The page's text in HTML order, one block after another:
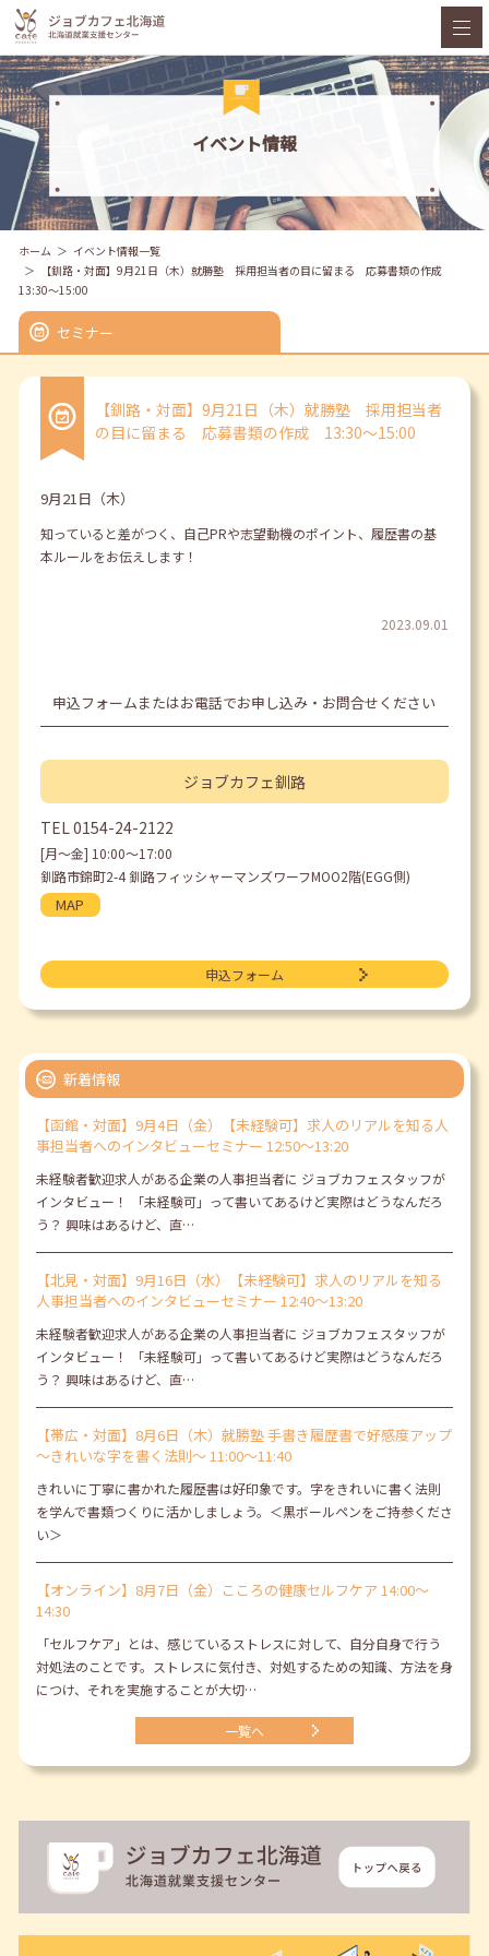
イベント情報
ホーム
イベント情報一覧
【釧路・対面】9月21日（木）就勝塾 採用担当者の目に留まる 応募書類の作成
13:30～15:00
セミナー
【釧路・対面】9月21日（木）就勝塾 採用担当者
の目に留まる 応募書類の作成 13:30～15:00
9月21日（木）
知っていると差がつく、自己PRや志望動機のポイント、履歴書の基
本ルールをお伝えします！
2023.09.01
申込フォームまたはお電話でお申し込み・お問合せください
ジョブカフェ釧路
TEL0154-24-2122
[月〜金] 10:00〜17:00
釧路市錦町2-4 釧路フィッシャーマンズワーフMOO2階(EGG側)
MAP
申込フォーム
新着情報
【函館・対面】9月4日（金）【未経験可】求人のリアルを知る人
事担当者へのインタビューセミナー 12:50～13:20
未経験者歓迎求人がある企業の人事担当者に ジョブカフェスタッフが
インタビュー！ 「未経験可」って書いてあるけど実際はどうなんだろ
う？ 興味はあるけど、直…
【北見・対面】9月16日（水）【未経験可】求人のリアルを知る
人事担当者へのインタビューセミナー 12:40～13:20
未経験者歓迎求人がある企業の人事担当者に ジョブカフェスタッフが
インタビュー！ 「未経験可」って書いてあるけど実際はどうなんだろ
う？ 興味はあるけど、直…
【帯広・対面】8月6日（木）就勝塾 手書き履歴書で好感度アップ
～きれいな字を書く法則～ 11:00～11:40
きれいに丁寧に書かれた履歴書は好印象です。字をきれいに書く法則
を学んで書類つくりに活かしましょう。＜黒ボールペンをご持参くださ
い＞
【オンライン】8月7日（金）こころの健康セルフケア 14:00～
14:30
「セルフケア」とは、感じているストレスに対して、自分自身で行う
対処法のことです。ストレスに気付き、対処するための知識、方法を身
につけ、それを実施することが大切…
一覧へ